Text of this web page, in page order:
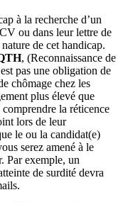
à la recherche d’un
ou dans leur lettre de
de cet handicap.
, (Reconnaissance de
pas une obligation de
chômage chez les
plus élevé que
la réticence
lors de leur
le ou la candidat(e)
serez amené à le
Par exemple, un
de surdité devra